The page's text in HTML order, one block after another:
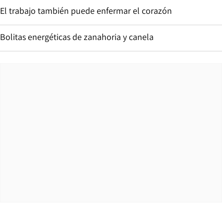
El trabajo también puede enfermar el corazón
Bolitas energéticas de zanahoria y canela